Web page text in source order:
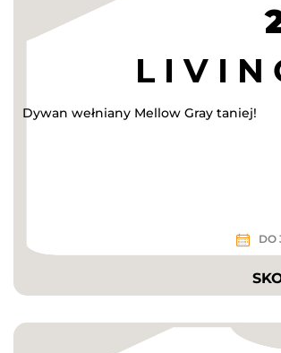
Dywan wełniany Mellow Gray taniej!
DO